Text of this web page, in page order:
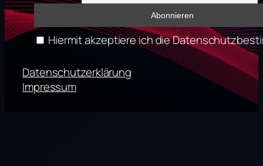
Hiermit akzeptiere ich die
Datenschutzerklärung
Impressum